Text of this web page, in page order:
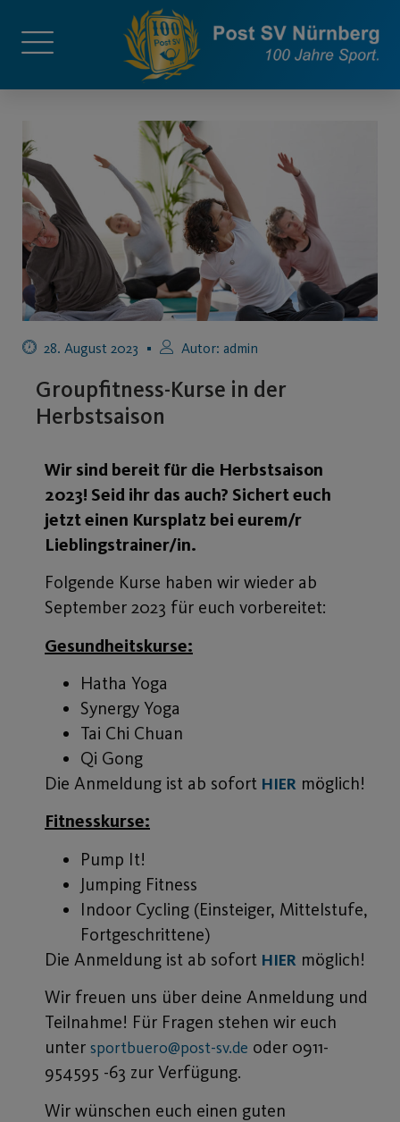
28. August 2023 Autor: admin
Groupfitness-Kurse in der
Herbstsaison
Wir sind bereit für die Herbstsaison
2023! Seid ihr das auch? Sichert euch
jetzt einen Kursplatz bei eurem/r
Lieblingstrainer/in.
Folgende Kurse haben wir wieder ab
September 2023 für euch vorbereitet:
Gesundheitskurse:
Hatha Yoga
Synergy Yoga
Tai Chi Chuan
Qi Gong
Die Anmeldung ist ab sofort HIER möglich!
Fitnesskurse:
Pump It!
Jumping Fitness
Indoor Cycling (Einsteiger, Mittelstufe,
Fortgeschrittene)
Die Anmeldung ist ab sofort HIER möglich!
Wir freuen uns über deine Anmeldung und
Teilnahme! Für Fragen stehen wir euch
unter sportbuero@post-sv.de oder 0911-
954595 -63 zur Verfügung.
Wir wünschen euch einen guten